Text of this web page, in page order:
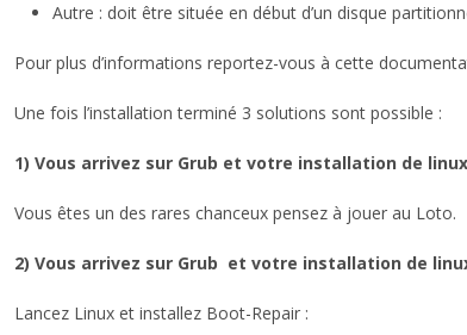
Autre : doit être située en début d’un disque
Pour plus d’informations reportez-vous à cette
Une fois l’installation terminé 3 solutions sont possible :
1) Vous arrivez sur Grub et votre installation de
Vous êtes un des rares chanceux pensez à jouer au Loto.
2) Vous arrivez sur Grub et votre installation de
Lancez Linux et installez Boot-Repair :